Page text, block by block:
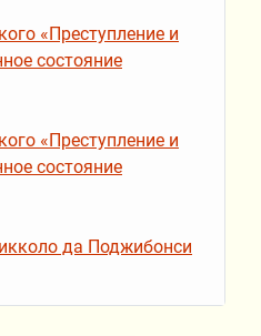
«Преступление и
состояние
«Преступление и
состояние
да Поджибонси